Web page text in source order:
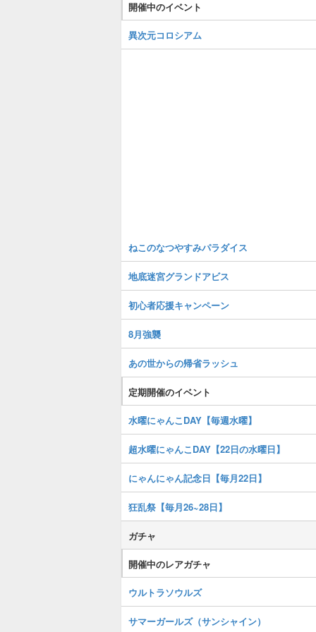
開催中のイベント
異次元コロシアム
ねこのなつやすみパラダイス
地底迷宮グランドアビス
初心者応援キャンペーン
8月強襲
あの世からの帰省ラッシュ
定期開催のイベント
水曜にゃんこDAY【毎週水曜】
超水曜にゃんこDAY【22日の水曜日】
にゃんにゃん記念日【毎月22日】
狂乱祭【毎月26~28日】
ガチャ
開催中のレアガチャ
ウルトラソウルズ
サマーガールズ（サンシャイン）